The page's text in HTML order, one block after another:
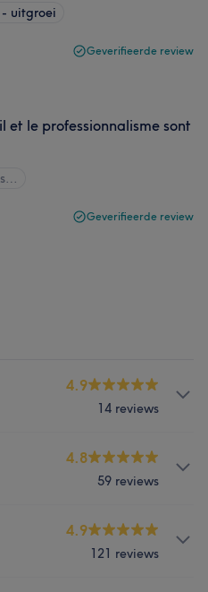
- uitgroei
Geverifieerde review
et le professionnalisme sont
Geverifieerde review
4.9
14 reviews
4.8
59 reviews
4.9
121 reviews